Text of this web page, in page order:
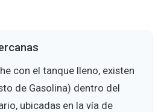
con el tanque lleno, existen
de Gasolina) dentro del
ubicadas en la vía de